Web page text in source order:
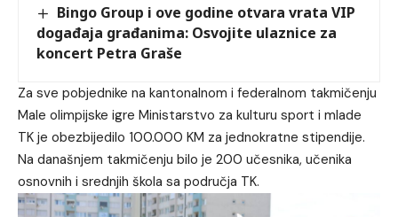
Bingo Group i ove godine otvara vrata VIP
događaja građanima: Osvojite ulaznice za
koncert Petra Graše
Za sve pobjednike na kantonalnom i federalnom takmičenju
Male olimpijske igre Ministarstvo za kulturu sport i mlade
TK je obezbijedilo 100.000 KM za jednokratne stipendije.
Na današnjem takmičenju bilo je 200 učesnika, učenika
osnovnih i srednjih škola sa područja TK.